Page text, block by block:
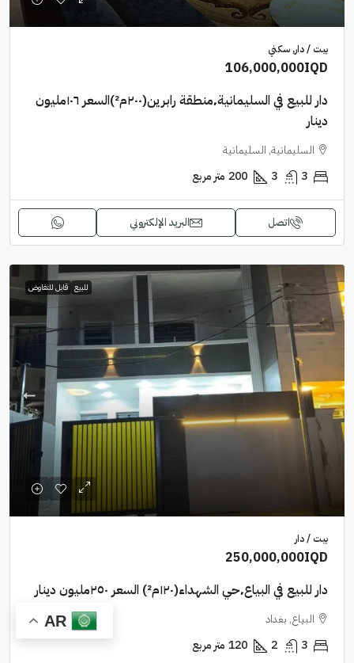
بيت / دار, سكني
106,000,000IQD
دار للبيع في السليمانية٬منطقة رابرين(٢٠٠م²)السعر ١٠٦مليون
دينار
السليمانية, السليمانية
3
3
200 متر مربع
اتصل البريد الإلكتروني
للبيع قابل للتفاوض
بيت / دار
250,000,000IQD
دار للبيع في البياع٬حي الشهداء(١٢٠م²) السعر ٢٥٠مليون دينار
البياع, بغداد
3
2
120 متر مربع
AR